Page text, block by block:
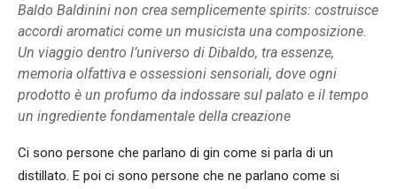
Baldo Baldinini non crea semplicemente spirits: costruisce
accordi aromatici come un musicista una composizione.
Un viaggio dentro l’universo di Dibaldo, tra essenze,
memoria olfattiva e ossessioni sensoriali, dove ogni
prodotto è un profumo da indossare sul palato e il tempo
un ingrediente fondamentale della creazione
Ci sono persone che parlano di gin come si parla di un
distillato. E poi ci sono persone che ne parlano come si